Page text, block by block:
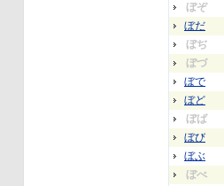
ぼぞ
ぼだ
ぼぢ
ぼづ
ぼで
ぼど
ぼば
ぼび
ぼぶ
ぼべ